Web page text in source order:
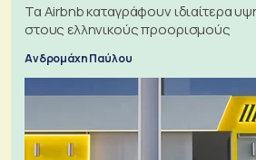
Τα Airbnb καταγράφουν ιδιαίτερα
στους ελληνικούς προορισμούς
Ανδρομάχη Παύλου